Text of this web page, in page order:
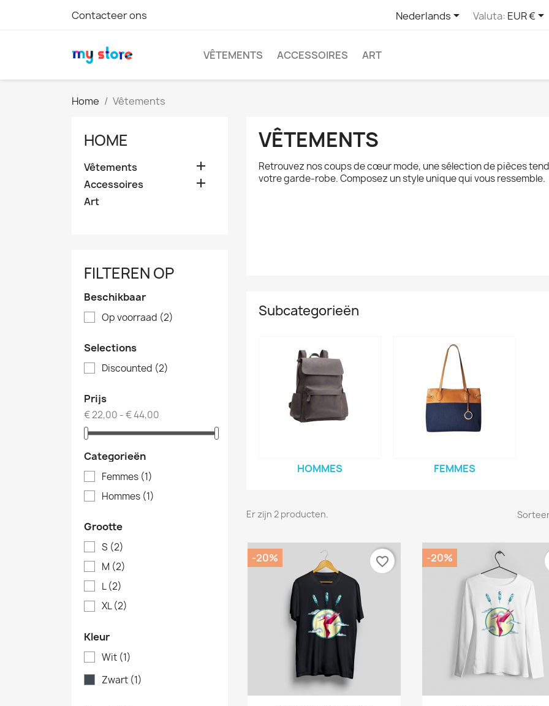
Contacteer ons Nederlands Valuta: EUR €
VÊTEMENTS ACCESSOIRES ART
Home Vêtements
HOME
Vêtements 
Accessoires 
Art
FILTEREN OP
Beschikbaar
Op voorraad (2)
Selections
Discounted (2)
Prijs
€ 22,00 - € 44,00
Categorieën
Femmes (1)
Hommes (1)
Grootte
S (2)
M (2)
L(2)
XL(2)
Kleur
Wit (1)
Zwart (1)
VÊTEMENTS
Retrouvez nos coups de cœur mode, une sélection de pièces
votre garde-robe. Composez un style unique qui vous ressemble.
Subcategorieën
HOMMES FEMMES
Er zijn 2 producten.
-20% favorite_border -20%